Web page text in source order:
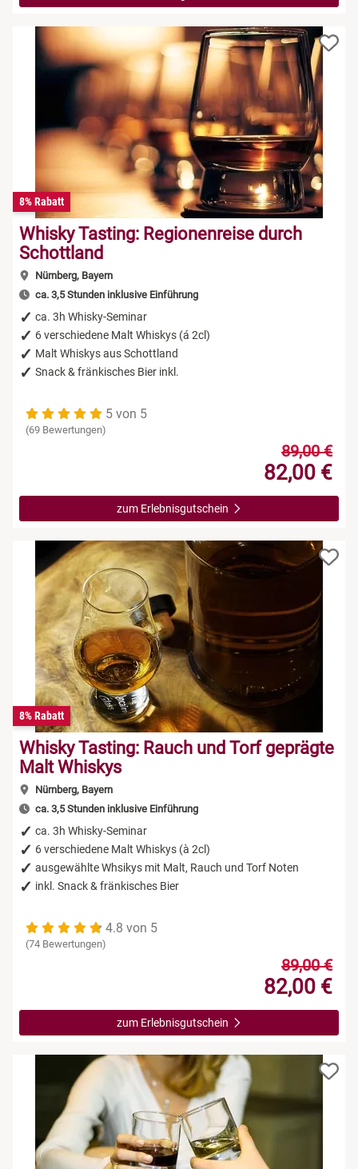
8% Rabatt
Whisky Tasting: Regionenreise durch
Schottland
Nürnberg, Bayern
ca. 3,5 Stunden inklusive Einführung
ca. 3h Whisky-Seminar
6 verschiedene Malt Whiskys (á 2cl)
Malt Whiskys aus Schottland
Snack & fränkisches Bier inkl.
5 von 5
(69 Bewertungen)
89,00 €
82,00 €
zum Erlebnisgutschein
8% Rabatt
Whisky Tasting: Rauch und Torf geprägte
Malt Whiskys
Nürnberg, Bayern
ca. 3,5 Stunden inklusive Einführung
ca. 3h Whisky-Seminar
6 verschiedene Malt Whiskys (à 2cl)
ausgewählte Whsikys mit Malt, Rauch und Torf Noten
inkl. Snack & fränkisches Bier
4.8 von 5
(74 Bewertungen)
89,00 €
82,00 €
zum Erlebnisgutschein